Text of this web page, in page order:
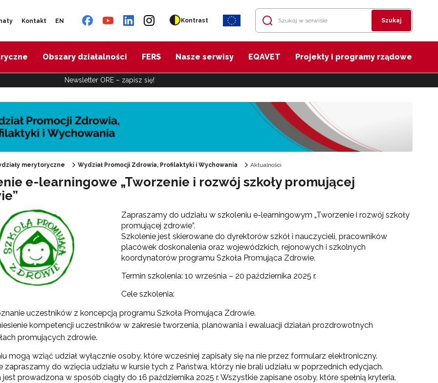
Kontakt EN Kontrast Szukaj
Obszary działalności FERS Nasze serwisy EQAVET Projekty i programy rządowe
Newsletter ORE – zapisz się!
Zdrowia"
zdrowotna"
programy profilaktyczne"
i projekty Wydziału"
wychowawczo-profilaktyczny szkoły"
do pobrania"
merytoryczne Wydział Promocji Zdrowia, Profilaktyki i Wychowania Aktualności
e-learningowe „Tworzenie i rozwój szkoły promującej
Zapraszamy do udziału w szkoleniu e-learningowym „Tworzenie i rozwój szkoły
promującej zdrowie”.
Szkolenie jest skierowane do dyrektorów szkół i nauczycieli, pracowników
placówek doskonalenia oraz wojewódzkich, rejonowych i szkolnych
koordynatorów programu Szkoła Promująca Zdrowie.
Termin szkolenia: 10 września – 20 października 2025 r.
Cele szkolenia:
uczestników z koncepcją programu Szkoła Promująca Zdrowie.
kompetencji uczestników w zakresie tworzenia, planowania i ewaluacji działań prozdrowotnych
promujących zdrowie.
mogą wziąć udział wyłącznie osoby, które wcześniej zapisały się na nie przez formularz elektroniczny.
zapraszamy do wzięcia udziału w kursie tych z Państwa, którzy nie brali udziału w poprzednich edycjach.
jest prowadzona w sposób ciągły do 16 października 2025 r. Wszystkie zapisane osoby, które spełnią kryteria,